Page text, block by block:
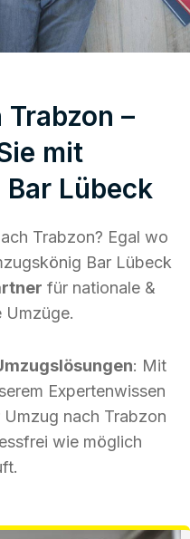
–
mit
Lübeck
Trabzon? Egal wo
Bar Lübeck
für nationale &
Umzüge.
: Mit
Expertenwissen
nach Trabzon
wie möglich